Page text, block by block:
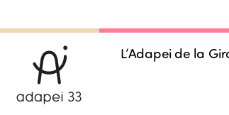
L’Adapei de la